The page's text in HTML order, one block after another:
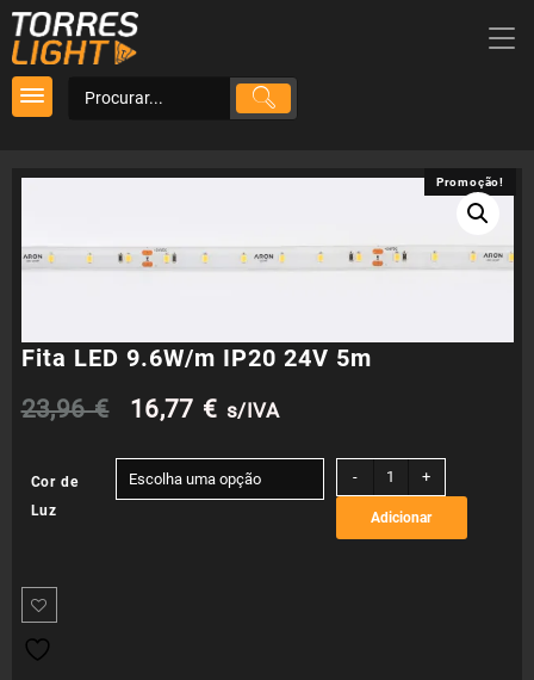
Skip
content
Promoção!
Fita LED 9.6W/m IP20 24V 5m
23,96€
O
preço
original
16,77 €O
preço
atual
s/IVA
Cor de
Luz
-
Quantidade
de
Fita
LED
+
Adicionar
Promoção!